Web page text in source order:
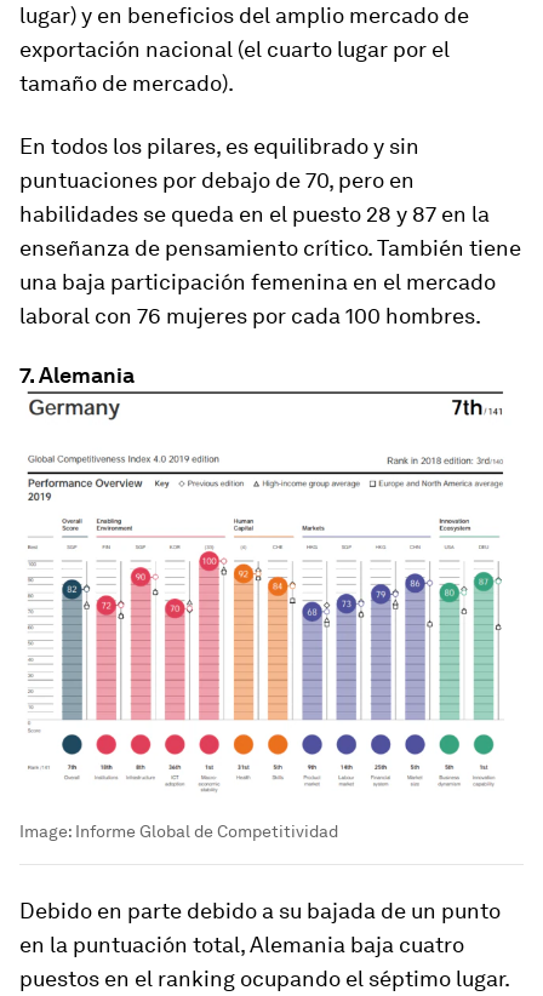
lugar) y en beneficios del amplio mercado de
exportación nacional (el cuarto lugar por el
tamaño de mercado).
En todos los pilares, es equilibrado y sin
puntuaciones por debajo de 70, pero en
habilidades se queda en el puesto 28 y 87 en la
enseñanza de pensamiento crítico. También tiene
una baja participación femenina en el mercado
laboral con 76 mujeres por cada 100 hombres.
7. Alemania
Image: Informe Global de Competitividad
Debido en parte debido a su bajada de un punto
en la puntuación total, Alemania baja cuatro
puestos en el ranking ocupando el séptimo lugar.